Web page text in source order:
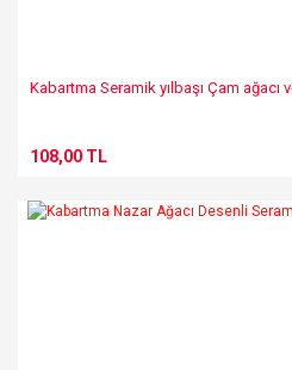
Kabartma Seramik yılbaşı Çam
108,00 TL